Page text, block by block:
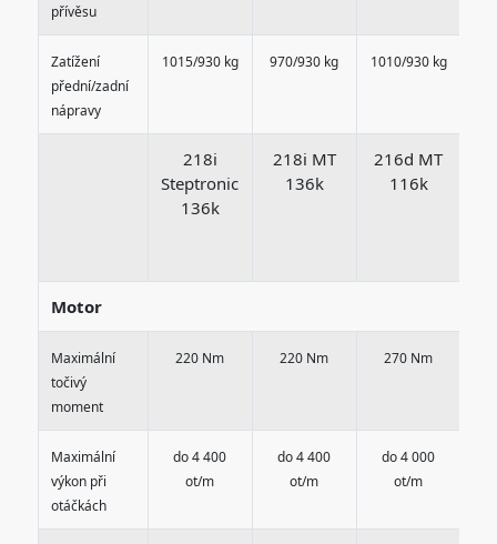
přívěsu
Zatížení
přední/zadní
nápravy
1015/930 kg 970/930 kg 1010/930 kg
218i
Steptronic
136k
218i MT
136k
216d MT
116k
Motor
Maximální
točivý
moment
220 Nm 220 Nm 270 Nm
Maximální
výkon při
otáčkách
do 4 400
ot/m
do 4 400
ot/m
do 4 000
ot/m